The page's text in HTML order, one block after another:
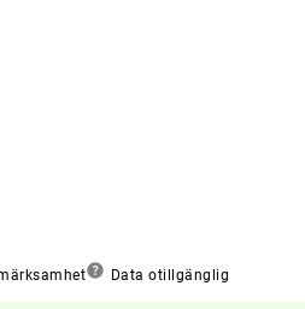
Data otillgänglig